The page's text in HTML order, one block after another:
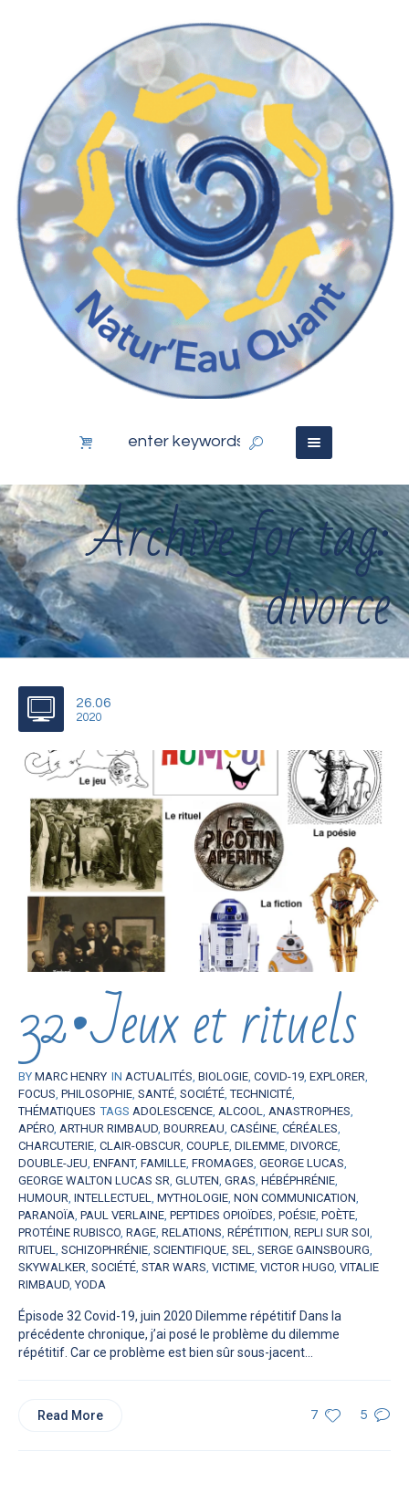
Archive for tag:
divorce
26.06
2020
32•Jeux et rituels
BY MARC HENRY IN ACTUALITÉS, BIOLOGIE, COVID-19, EXPLORER,
FOCUS, PHILOSOPHIE, SANTÉ, SOCIÉTÉ,TECHNICITÉ,
THÉMATIQUES TAGS ADOLESCENCE, ALCOOL, ANASTROPHES,
APÉRO, ARTHUR RIMBAUD, BOURREAU, CASÉINE, CÉRÉALES,
CHARCUTERIE, CLAIR-OBSCUR, COUPLE, DILEMME, DIVORCE,
DOUBLE-JEU, ENFANT, FAMILLE, FROMAGES, GEORGE LUCAS,
GEORGE WALTON LUCAS SR, GLUTEN, GRAS, HÉBÉPHRÉNIE,
HUMOUR, INTELLECTUEL, MYTHOLOGIE, NON COMMUNICATION,
PARANOÏA, PAUL VERLAINE, PEPTIDES OPIOÏDES, POÉSIE, POÈTE,
PROTÉINE RUBISCO, RAGE, RELATIONS, RÉPÉTITION, REPLI SUR SOI,
RITUEL, SCHIZOPHRÉNIE, SCIENTIFIQUE, SEL, SERGE GAINSBOURG,
SKYWALKER, SOCIÉTÉ, STAR WARS, VICTIME, VICTOR HUGO, VITALIE
RIMBAUD,YODA
Épisode 32 Covid-19, juin 2020 Dilemme répétitif Dans la
précédente chronique, j’ai posé le problème du dilemme
répétitif. Car ce problème est bien sûr sous-jacent...
7 5
Read More